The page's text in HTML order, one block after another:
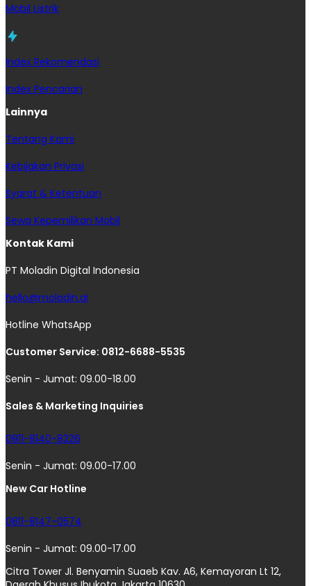
Mobil Listrik
Index Rekomendasi
Index Pencarian
Lainnya
Tentang Kami
Kebijakan Privasi
Syarat & Ketentuan
Sewa Kepemilikan Mobil
Kontak Kami
PT Moladin Digital Indonesia
hello@moladin.ai
Hotline WhatsApp
Customer Service: 0812-6688-5535
Senin - Jumat: 09.00-18.00
Sales & Marketing Inquiries
0811-8140-8326
Senin - Jumat: 09.00-17.00
New Car Hotline
0811-8147-0574
Senin - Jumat: 09.00-17.00
Citra Tower Jl. Benyamin Suaeb Kav. A6, Kemayoran Lt 12,